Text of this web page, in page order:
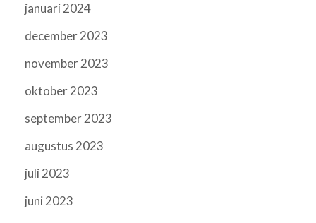
januari 2024
december 2023
november 2023
oktober 2023
september 2023
augustus 2023
juli 2023
juni 2023